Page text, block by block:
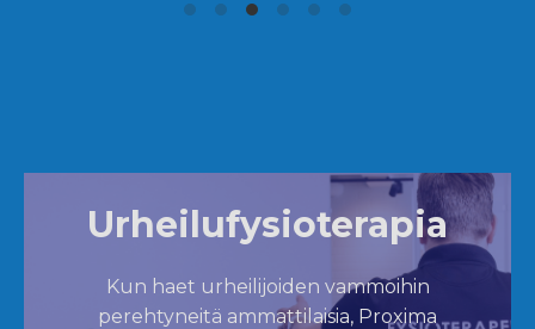
Urheilufysioterapia
Kun haet urheilijoiden vammoihin
perehtyneitä ammattilaisia, Proxima